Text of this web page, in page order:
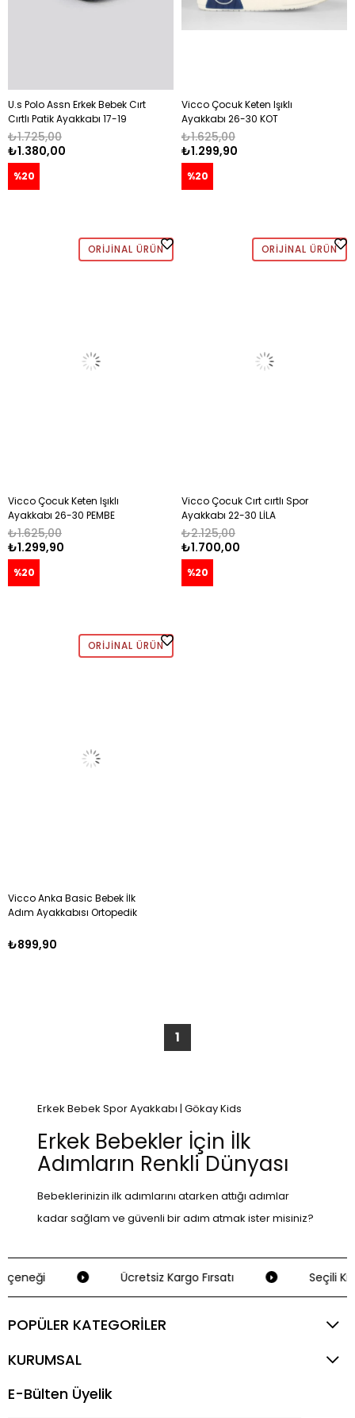
U.s Polo Assn Erkek Bebek Cırt
Cırtlı Patik Ayakkabı 17-19
LACİVERT
₺1.380,00
₺1.725,00
%20
Vicco Çocuk Keten Işıklı
Ayakkabı 26-30 KOT
₺1.299,90
₺1.625,00
%20
ORIJINAL ÜRÜN
Vicco Çocuk Keten Işıklı
Ayakkabı 26-30 PEMBE
₺1.299,90
₺1.625,00
%20
ORIJINAL ÜRÜN
Vicco Çocuk Cırt cırtlı Spor
Ayakkabı 22-30 LİLA
₺1.700,00
₺2.125,00
%20
ORIJINAL ÜRÜN
Vicco Anka Basic Bebek İlk
Adım Ayakkabısı Ortopedik
₺899,90
1
Erkek Bebek Spor Ayakkabı | Gökay Kids
Erkek Bebekler İçin İlk
Adımların Renkli Dünyası
Bebeklerinizin ilk adımlarını atarken attığı adımlar
kadar sağlam ve güvenli bir adım atmak ister misiniz?
koleksiyonumuz, miniklerinize hem konforu hem de
şıklığı bir arada sunuyor. Bu özel koleksiyon,
edecek harika bir dost olabilir. Puma, Vicco ve U.S
Adımlarında Konfor ve Tarzı Yakala
Ücretsiz Kargo Fırsatı Seçili
POPÜLER KATEGORİLER
KURUMSAL
E-Bülten Üyelik